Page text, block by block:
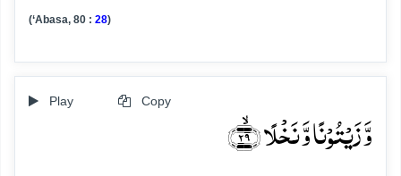
(‘Abasa, 80 : 28)
Play Copy
وَّ زَیۡتُوۡنًا وَّ نَخۡلًا ﴿ۙ۲۹﴾